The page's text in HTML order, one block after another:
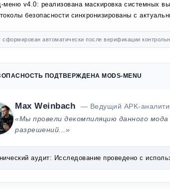
меню v4.0: реализована маскировка системных
безопасности синхронизированы с
автоматически после верификации
ПОДТВЕРЖДЕНА MODS-MENU
Max Weinbach
— Ведущий APK-
«Мы провели декомпиляцию данного
разрешений...»
аудит: Исследование проведено с